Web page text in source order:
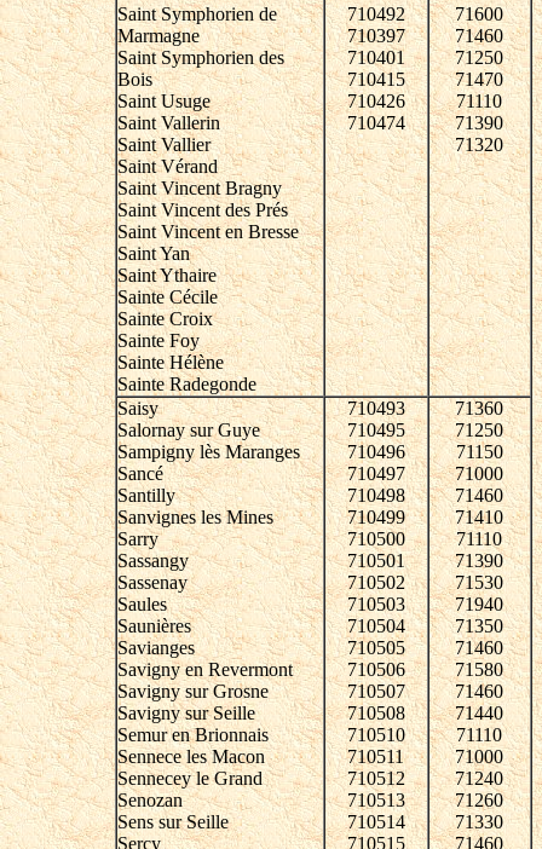
Saint Symphorien de
Marmagne
Saint Symphorien des
Bois
Saint Usuge
Saint Vallerin
Saint Vallier
Saint Vérand
Saint Vincent Bragny
Saint Vincent des Prés
Saint Vincent en Bresse
Saint Yan
Saint Ythaire
Sainte Cécile
Sainte Croix
Sainte Foy
Sainte Hélène
Sainte Radegonde
710492
710397
710401
710415
710426
710474
71600
71460
71250
71470
71110
71390
71320
Saisy
Salornay sur Guye
Sampigny lès Maranges
Sancé
Santilly
Sanvignes les Mines
Sarry
Sassangy
Sassenay
Saules
Saunières
Savianges
Savigny en Revermont
Savigny sur Grosne
Savigny sur Seille
Semur en Brionnais
Sennece les Macon
Sennecey le Grand
Senozan
Sens sur Seille
Sercy
710493
710495
710496
710497
710498
710499
710500
710501
710502
710503
710504
710505
710506
710507
710508
710510
710511
710512
710513
710514
710515
71360
71250
71150
71000
71460
71410
71110
71390
71530
71940
71350
71460
71580
71460
71440
71110
71000
71240
71260
71330
71460